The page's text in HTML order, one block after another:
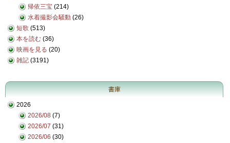
帰依三宝 (214)
水着撮影会騒動 (26)
短歌 (513)
本を読む (36)
映画を見る (20)
雑記 (3191)
書庫
2026
2026/08 (7)
2026/07 (31)
2026/06 (30)